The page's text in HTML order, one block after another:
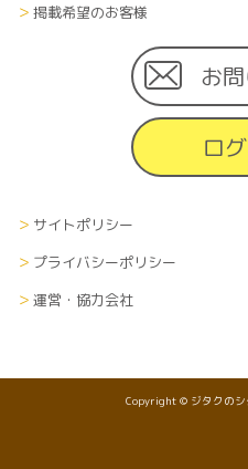
掲載希望のお客様
お
ロ
サイトポリシー
プライバシーポリシー
運営・協力会社
Copyright © ジタクの